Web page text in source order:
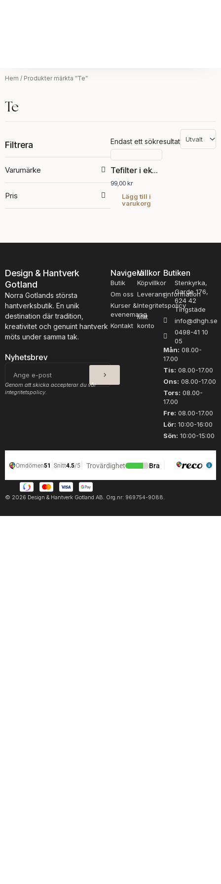
Hem / Produkter märkta ”Te”
Te
Filtrera
Varumärke
Pris
Endast ett sökresultat
Tefilter i ekologiskt bomullstyg
99,00kr
Lägg till i
varukorg
Design & Hantverk
Gotland
Norra Gotlands största
hantverksbutik. En unik
destination där tradition,
kreativitet och genuint hantverk
möts under samma tak.
Nyhetsbrev
post
SKICKA
Genom att skicka accepterar du vår
integritetspolicy.
Navigera
Butik
Om oss
Kurser &
evenemang
Kontakt
Villkor
Köpvillkor
Leveransinformation
Integritetspolicy
Mitt
konto
Butiken
Stenkyrka,
Garde 176,
624 42
Tingstäde
info@dhgh.se
0498-41 10
05
Mån: 08.00-
17.00
Tis: 08.00-17.00
Ons: 08.00-17.00
Tors: 08.00-
17.00
Fre: 08.00-17.00
Lör: 10:00-16:00
Sön: 10:00-15:00
© 2026 Design & Hantverk Gotland AB. Org.nr: 969754-9088.